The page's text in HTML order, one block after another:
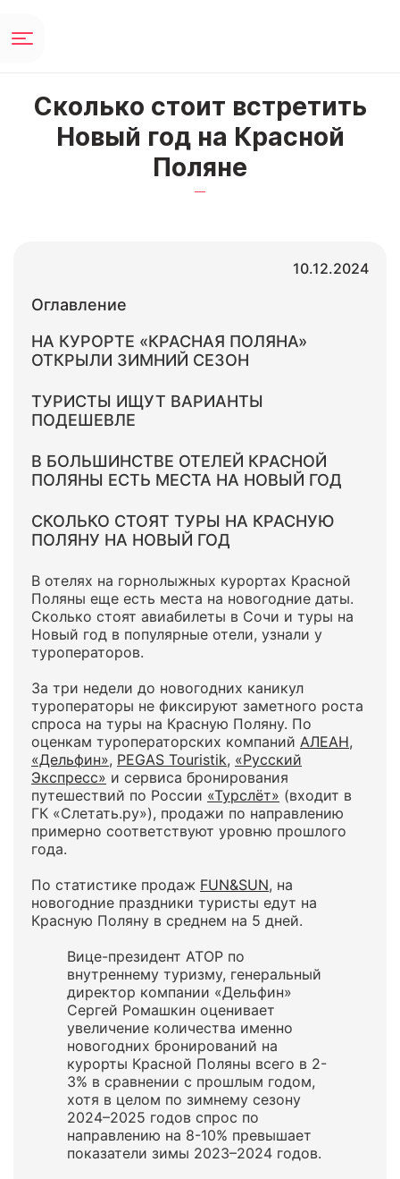
Сколько стоит встретить
Новый год на Красной
Поляне
Оглавление
НА КУРОРТЕ «КРАСНАЯ ПОЛЯНА»
ОТКРЫЛИ ЗИМНИЙ СЕЗОН
ТУРИСТЫ ИЩУТ ВАРИАНТЫ
ПОДЕШЕВЛЕ
В БОЛЬШИНСТВЕ ОТЕЛЕЙ КРАСНОЙ
ПОЛЯНЫ ЕСТЬ МЕСТА НА НОВЫЙ ГОД
СКОЛЬКО СТОЯТ ТУРЫ НА КРАСНУЮ
ПОЛЯНУ НА НОВЫЙ ГОД
10.12.2024
В отелях на горнолыжных курортах Красной
Поляны еще есть места на новогодние даты.
Сколько стоят авиабилеты в Сочи и туры на
Новый год в популярные отели, узнали у
туроператоров.
За три недели до новогодних каникул
туроператоры не фиксируют заметного роста
спроса на туры на Красную Поляну. По
оценкам туроператорских компаний АЛЕАН,
«Дельфин», PEGAS Touristik, «Русский
Экспресс» и сервиса бронирования
путешествий по России «Турслёт» (входит в
ГК «Слетать.ру»), продажи по направлению
примерно соответствуют уровню прошлого
года.
По статистике продаж FUN&SUN, на
новогодние праздники туристы едут на
Красную Поляну в среднем на 5 дней.
Вице-президент АТОР по
внутреннему туризму, генеральный
директор компании «Дельфин»
Сергей Ромашкин оценивает
увеличение количества именно
новогодних бронирований на
курорты Красной Поляны всего в 2-
3% в сравнении с прошлым годом,
хотя в целом по зимнему сезону
2024–2025 годов спрос по
направлению на 8-10% превышает
показатели зимы 2023–2024 годов.